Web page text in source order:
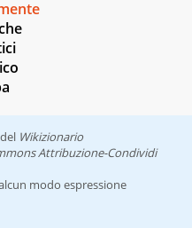
Wikizionario
Attribuzione-Condividi
modo espressione